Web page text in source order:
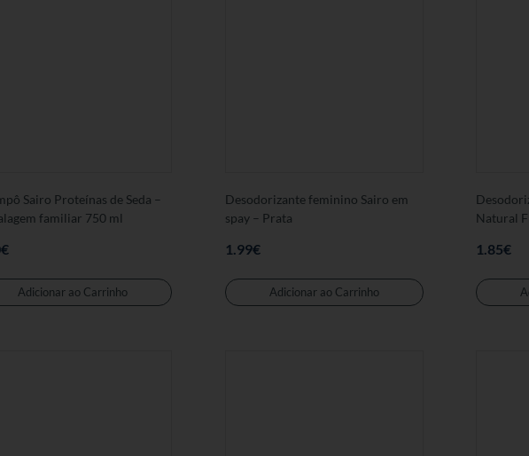
Sairo Proteínas de Seda –
familiar 750 ml
€
Adicionar ao Carrinho
Desodorizante feminino Sairo em
spay – Prata
1.99€
Adicionar ao Carrinho
Natural
1.85€